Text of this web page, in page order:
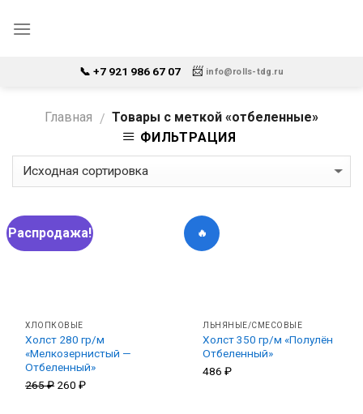
📞 +7 921 986 67 07 📨 info@rolls-tdg.ru
Главная / Товары с меткой «отбеленные»
ФИЛЬТРАЦИЯ
Распродажа!
ХЛОПКОВЫЕ
Холст 280 гр/м
«Мелкозернистый —
Отбеленный»
265₽ Первоначальная
260₽Текущая
🔥
ЛЬНЯНЫЕ/СМЕСОВЫЕ
Холст 350 гр/м «Полулён
Отбеленный»
486₽